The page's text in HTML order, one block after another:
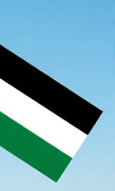
a
de 05
nas
seja, pela Paz
Estado em
87% do
e foi eleito